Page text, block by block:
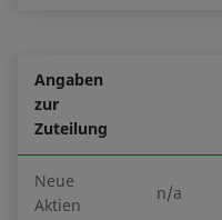
Angaben
zur
Zuteilung
Neue
Aktien
n/a